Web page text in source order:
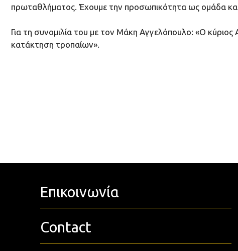
πρωταθλήματος. Έχουμε την προσωπικότητα ως ομάδα
Για τη συνομιλία του με τον Μάκη Αγγελόπουλο: «Ο
κατάκτηση τροπαίων».
Επικοινωνία
Contact